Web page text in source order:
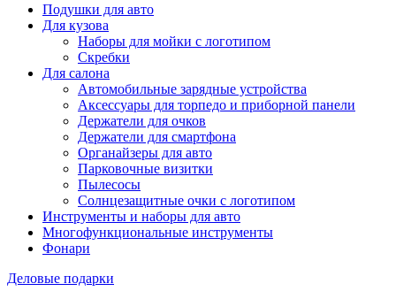
Подушки для авто
Для кузова
Наборы для мойки с логотипом
Скребки
Для салона
Автомобильные зарядные устройства
Аксессуары для торпедо и приборной панели
Держатели для очков
Держатели для смартфона
Органайзеры для авто
Парковочные визитки
Пылесосы
Солнцезащитные очки с логотипом
Инструменты и наборы для авто
Многофункциональные инструменты
Фонари
Деловые подарки